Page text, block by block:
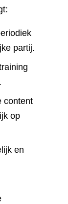
partij.
content
op
en